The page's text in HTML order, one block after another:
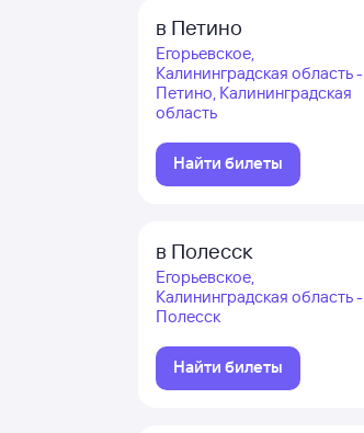
в Петино
Егорьевское,
Калининградская область -
Петино, Калининградская
область
Найти билеты
в Полесск
Егорьевское,
Калининградская область -
Полесск
Найти билеты